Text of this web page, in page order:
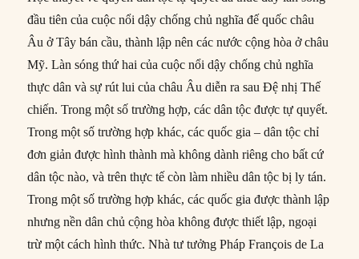
đầu tiên của cuộc nổi dậy chống chủ nghĩa đế quốc châu
Âu ở Tây bán cầu, thành lập nên các nước cộng hòa ở châu
Mỹ. Làn sóng thứ hai của cuộc nổi dậy chống chủ nghĩa
thực dân và sự rút lui của châu Âu diễn ra sau Đệ nhị Thế
chiến. Trong một số trường hợp, các dân tộc được tự quyết.
Trong một số trường hợp khác, các quốc gia – dân tộc chỉ
đơn giản được hình thành mà không dành riêng cho bất cứ
dân tộc nào, và trên thực tế còn làm nhiều dân tộc bị ly tán.
Trong một số trường hợp khác, các quốc gia được thành lập
nhưng nền dân chủ cộng hòa không được thiết lập, ngoại
trừ một cách hình thức. Nhà tư tưởng Pháp François de La